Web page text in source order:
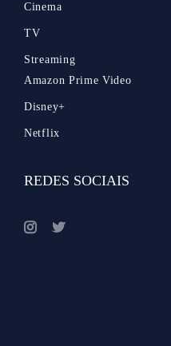
Cinema
TV
Streaming
Amazon Prime Video
Disney+
Netflix
REDES SOCIAIS